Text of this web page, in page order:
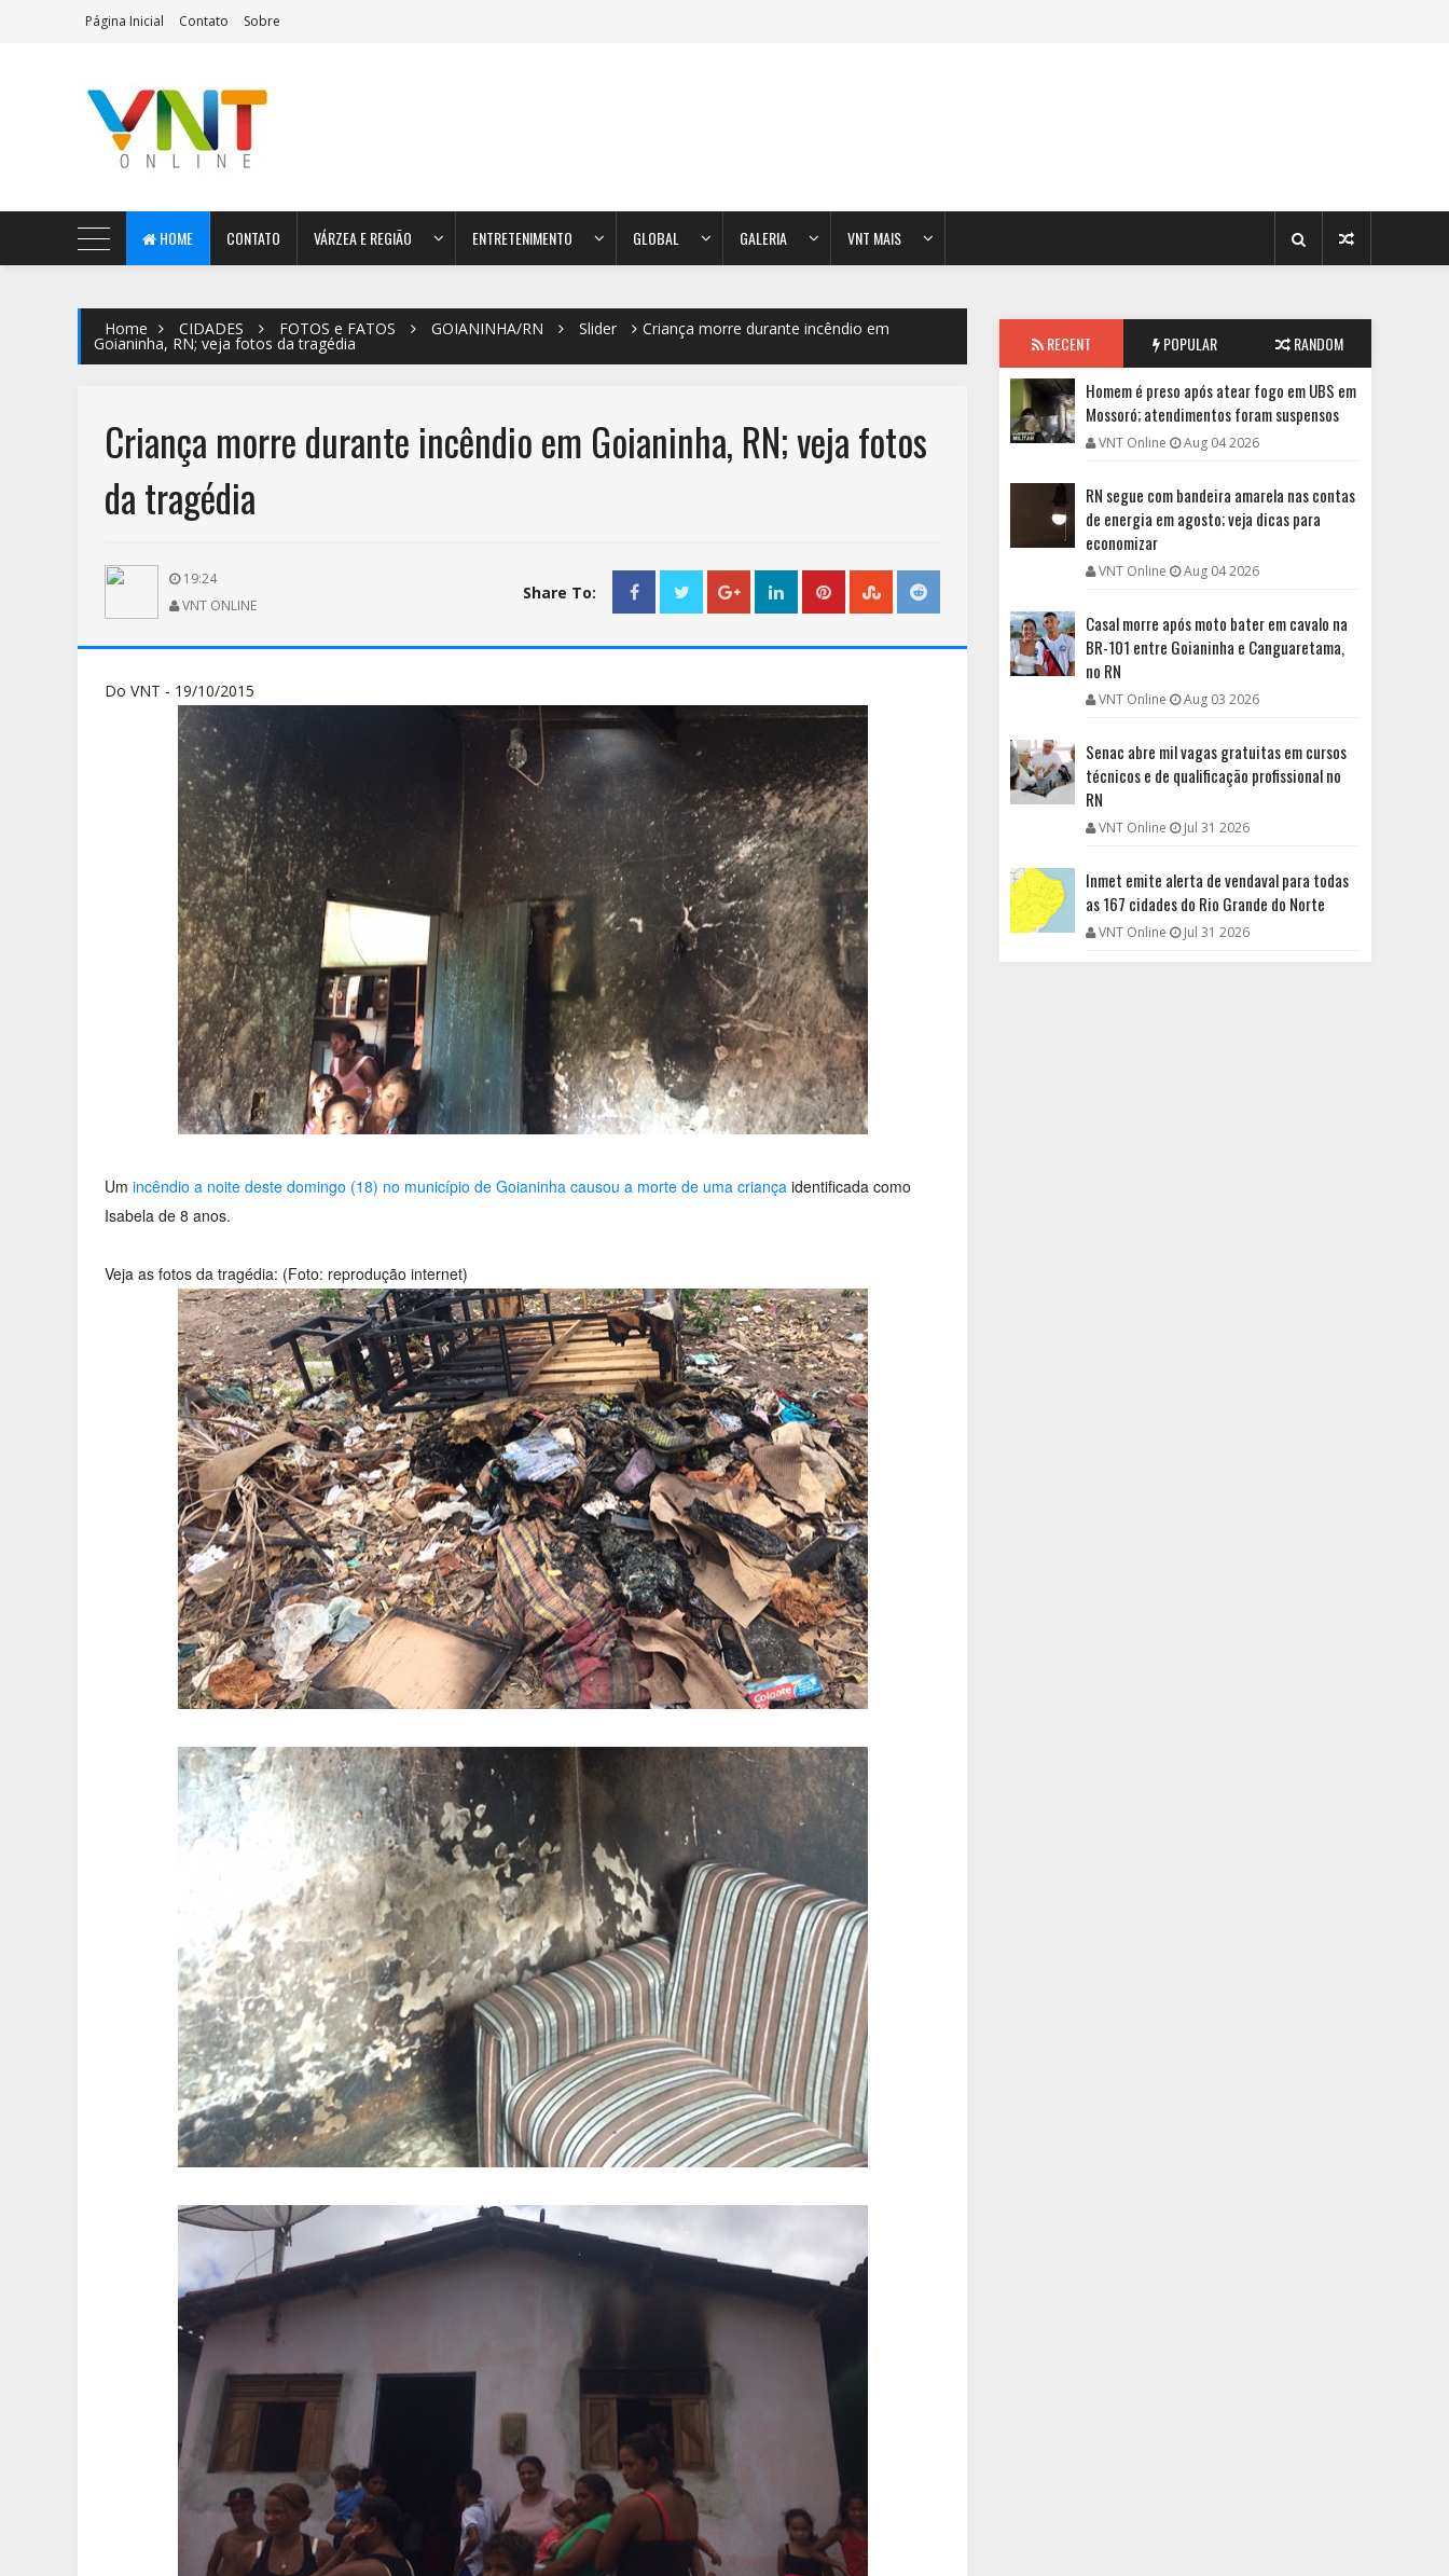
Página Inicial Contato Sobre
AeroMag Blogger Template
HOME CONTATO VÁRZEA E REGIÃO ENTRETENIMENTO GLOBAL GALERIA VNT MAIS
Home CIDADES FOTOS e FATOS GOIANINHA/RN Slider Criança morre durante incêndio em
Goianinha, RN; veja fotos da tragédia
Criança morre durante incêndio em Goianinha, RN; veja fotos
da tragédia
19:24
VNT ONLINE
Share To:
Do VNT - 19/10/2015
Um incêndio a noite deste domingo (18) no município de Goianinha causou a morte de uma criança identificada como
Isabela de 8 anos.
Veja as fotos da tragédia: (Foto: reprodução internet)
RECENT POPULAR RANDOM
Homem é preso após atear fogo em UBS em
Mossoró; atendimentos foram suspensos
VNT Online Aug 04 2026
RN segue com bandeira amarela nas contas
de energia em agosto; veja dicas para
economizar
VNT Online Aug 04 2026
Casal morre após moto bater em cavalo na
BR-101 entre Goianinha e Canguaretama,
no RN
VNT Online Aug 03 2026
Senac abre mil vagas gratuitas em cursos
técnicos e de qualificação profissional no
RN
VNT Online Jul 31 2026
Inmet emite alerta de vendaval para todas
as 167 cidades do Rio Grande do Norte
VNT Online Jul 31 2026